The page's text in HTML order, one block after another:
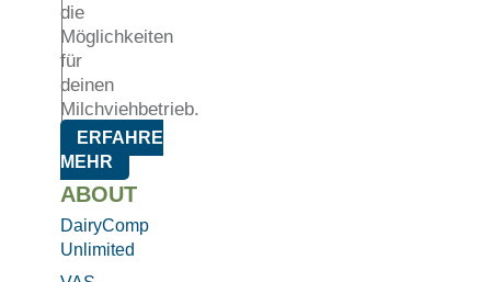
die
Möglichkeiten
für
deinen
Milchviehbetrieb.
ERFAHRE
MEHR
ABOUT
DairyComp
Unlimited